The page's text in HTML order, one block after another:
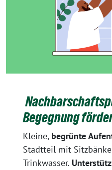
Begegnung
Kleine, begrünte
Stadtteil mit
Trinkwasser.